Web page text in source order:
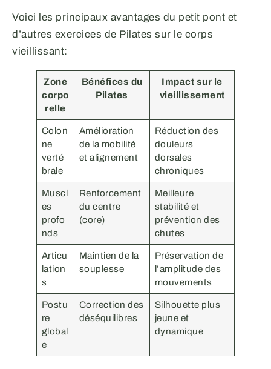
Voici les principaux avantages du petit pont et
d’autres exercices de Pilates sur le corps
vieillissant:
Zone
corpo
relle
Bénéfices du
Pilates
Impact sur le
vieillissement
Colon
ne
verté
brale
Amélioration
de la mobilité
et alignement
Réduction des
douleurs
dorsales
chroniques
Muscl
es
profo
nds
Renforcement
du centre
(core)
Meilleure
stabilité et
prévention des
chutes
Articu
lation
s
Maintien de la
souplesse
Préservation de
l’amplitude des
mouvements
Postu
re
global
e
Correction des
déséquilibres
Silhouette plus
jeune et
dynamique